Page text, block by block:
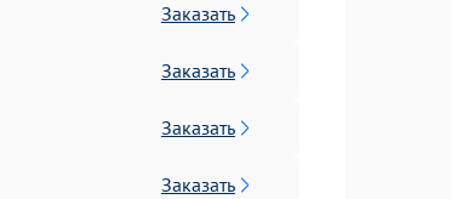
Заказать
Заказать
Заказать
Заказать